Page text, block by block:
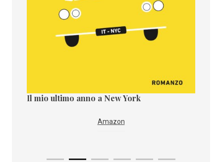
Il mio ultimo anno a New York
Amazon